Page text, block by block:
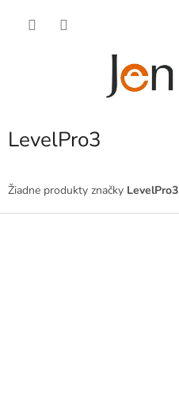
LevelPro3
Žiadne produkty značky LevelPro3
Z